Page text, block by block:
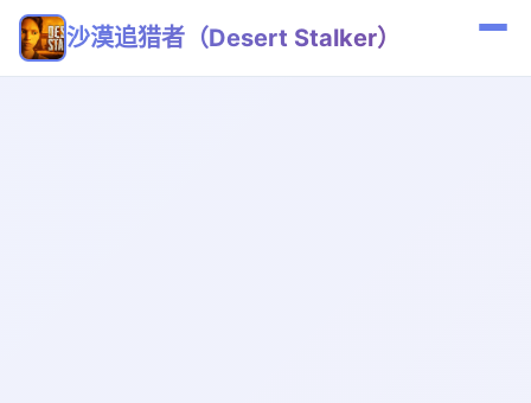
沙漠追猎者（Desert Stalker）